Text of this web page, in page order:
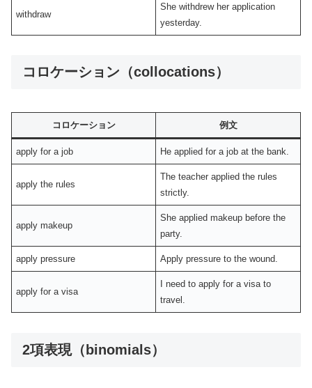
withdraw
She withdrew her application
yesterday.
コロケーション（collocations）
コロケーション 例文
apply for a job He applied for a job at the bank.
apply the rules
The teacher applied the rules
strictly.
apply makeup
She applied makeup before the
party.
apply pressure Apply pressure to the wound.
apply for a visa
I need to apply for a visa to
travel.
2項表現（binomials）